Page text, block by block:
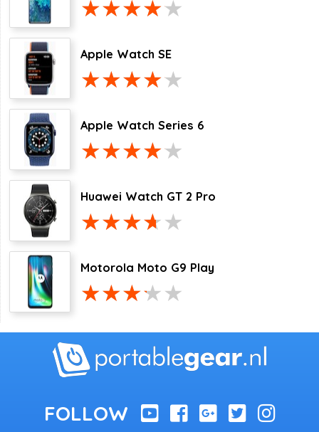
Apple Watch SE
Apple Watch Series 6
Huawei Watch GT 2 Pro
Motorola Moto G9 Play